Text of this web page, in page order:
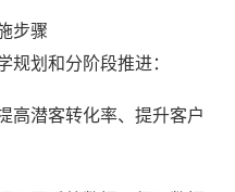
步骤
规划和分阶段推进：
高潜客转化率、提升客户